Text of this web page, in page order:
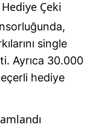
Çeki
single
Ayrıca 30.000
hediye